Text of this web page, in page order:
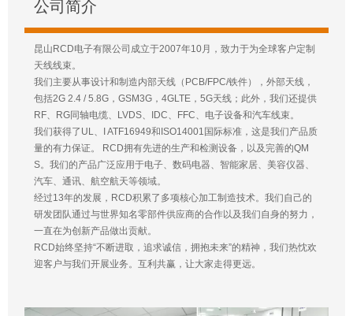
公司简介
昆山RCD电子有限公司成立于2007年10月，致力于为全球客户定制
天线线束。
我们主要从事设计和制造内部天线（PCB/FPC/铁件），外部天线，
包括2G 2.4 / 5.8G，GSM3G，4GLTE，5G天线；此外，我们还提供
RF、RG同轴电缆、LVDS、IDC、FFC、电子设备和汽车线束。
我们获得了UL、I ATF16949和ISO14001国际标准，这是我们产品质
量的有力保证。 RCD拥有先进的生产和检测设备，以及完善的QM
S。我们的产品广泛应用于电子、数码电器、智能家居、美容仪器、
汽车、通讯、航空航天等领域。
经过13年的发展，RCD积累了多项核心加工制造技术。我们自己的
研发团队通过与世界知名零部件供应商的合作以及我们自身的努力，
一直在为创新产品做出贡献。
RCD始终坚持“不断进取，追求诚信，拥抱未来”的精神，我们热忱欢
迎客户与我们开展业务。互利共赢，让大家走得更远。